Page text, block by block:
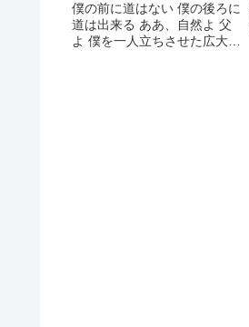
僕の前に道はない 僕の後ろに
道は出来る ああ、自然よ 父
よ 僕を一人立ちさせた広大な